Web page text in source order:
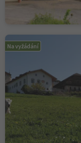
Na vyžádání